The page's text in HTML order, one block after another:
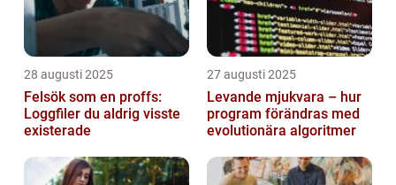
28 augusti 2025
Felsök som en proffs:
Loggfiler du aldrig visste
existerade
27 augusti 2025
Levande mjukvara – hur
program förändras med
evolutionära algoritmer